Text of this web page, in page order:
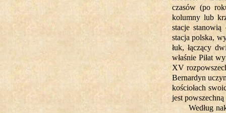
czasów (po
kolumny lub
stacje
stacja polska,
łuk, łączący
właśnie Piłat
XV
Bernardyn
kościołach
jest powszechną
Według